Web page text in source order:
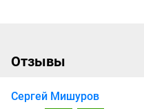
Отзывы
Сергей Мишуров